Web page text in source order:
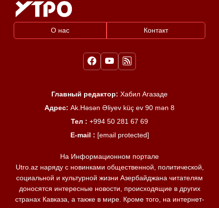
О нас Контакт
Главный редактор: Хабил Агазаде
Адрес: Ak.Həsən Əliyev küç ev 90 mən 8
Тел : +994 50 281 67 69
E-mail : [email protected]
На Информационном портале
Utro.az наряду с новинками общественной, политической,
социальной и культурной жизни Азербайджана читателям
доносятся интересные новости, происходящие в других
странах Кавказа, а также в мире. Кроме того, на интернет-